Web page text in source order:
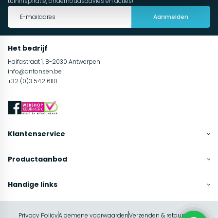
Aanmelden
Het bedrijf
Haifastraat 1, B-2030 Antwerpen
info@antonsen.be
+32 (0)3 542 6110
Klantenservice
Productaanbod
Handige links
Privacy PolicyAlgemene voorwaardenVerzenden & retourneren